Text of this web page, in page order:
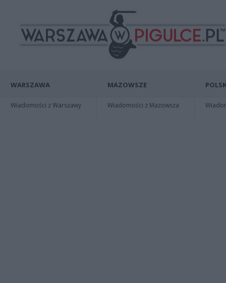
WARSZAWA
Wiadomości z Warszawy
MAZOWSZE
Wiadomości z Mazowsza